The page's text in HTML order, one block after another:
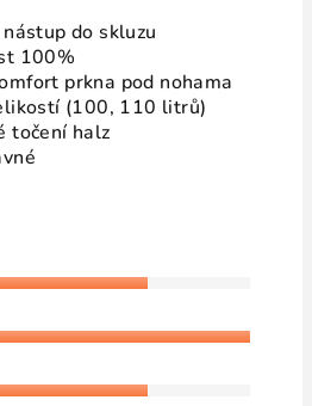
do skluzu
100%
prkna pod nohama
(100, 110 litrů)
točení halz